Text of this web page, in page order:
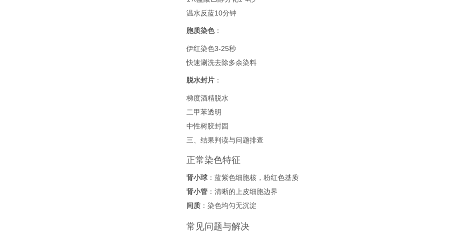
温水反蓝10分钟
胞质染色‌：
伊红染色3-25秒
快速涮洗去除多余染料
脱水封片 ‌：
梯度酒精脱水
二甲苯透明
中性树胶封固
三、结果判读与问题排查
正常染色特征
肾小球 ‌：蓝紫色细胞核，粉红色基质
肾小管 ‌：清晰的上皮细胞边界
间质 ‌：染色均匀无沉淀
常见问题与解决